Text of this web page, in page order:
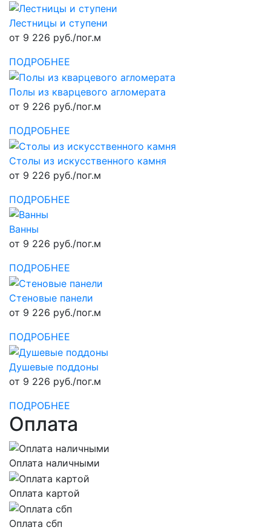
Лестницы и ступени
от 9 226 руб./пог.м
ПОДРОБНЕЕ
Полы из кварцевого агломерата
от 9 226 руб./пог.м
ПОДРОБНЕЕ
Столы из искусственного камня
от 9 226 руб./пог.м
ПОДРОБНЕЕ
Ванны
от 9 226 руб./пог.м
ПОДРОБНЕЕ
Стеновые панели
от 9 226 руб./пог.м
ПОДРОБНЕЕ
Душевые поддоны
от 9 226 руб./пог.м
ПОДРОБНЕЕ
Оплата
Оплата наличными
Оплата картой
Оплата сбп